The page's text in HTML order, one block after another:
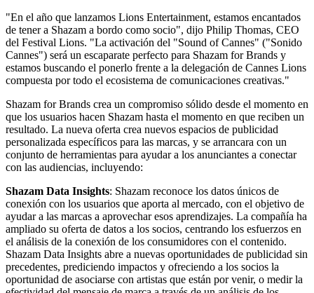
"En el año que lanzamos Lions Entertainment, estamos encantados
de tener a Shazam a bordo como socio", dijo Philip Thomas, CEO
del Festival Lions. "La activación del "Sound of Cannes" ("Sonido
Cannes") será un escaparate perfecto para Shazam for Brands y
estamos buscando el ponerlo frente a la delegación de Cannes Lions
compuesta por todo el ecosistema de comunicaciones creativas."
Shazam for Brands crea un compromiso sólido desde el momento en
que los usuarios hacen Shazam hasta el momento en que reciben un
resultado. La nueva oferta crea nuevos espacios de publicidad
personalizada específicos para las marcas, y se arrancara con un
conjunto de herramientas para ayudar a los anunciantes a conectar
con las audiencias, incluyendo:
Shazam Data Insights: Shazam reconoce los datos únicos de
conexión con los usuarios que aporta al mercado, con el objetivo de
ayudar a las marcas a aprovechar esos aprendizajes. La compañía ha
ampliado su oferta de datos a los socios, centrando los esfuerzos en
el análisis de la conexión de los consumidores con el contenido.
Shazam Data Insights abre a nuevas oportunidades de publicidad sin
precedentes, prediciendo impactos y ofreciendo a los socios la
oportunidad de asociarse con artistas que están por venir, o medir la